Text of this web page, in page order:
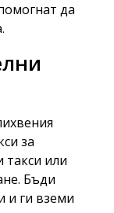
да
за
такси или
Бъди
и ги вземи